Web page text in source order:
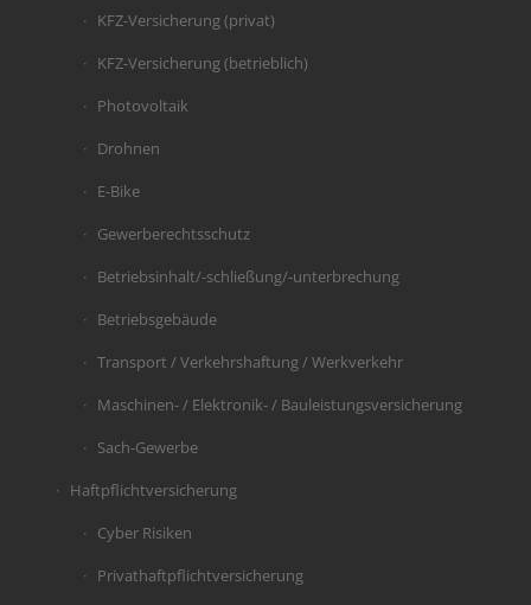
KFZ-Versicherung (privat)
KFZ-Versicherung (betrieblich)
Photovoltaik
Drohnen
E-Bike
Gewerberechtsschutz
Betriebsinhalt/-schließung/-unterbrechung
Betriebsgebäude
Transport / Verkehrshaftung / Werkverkehr
Maschinen- / Elektronik- / Bauleistungsversicherung
Sach-Gewerbe
Haftpflichtversicherung
Cyber Risiken
Privathaftpflichtversicherung